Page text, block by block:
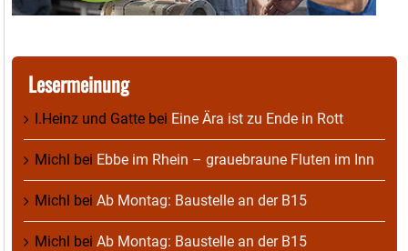
Lesermeinung
I.Heinz und Gatte bei Eine Ära ist zu Ende in Rott
Michl bei Ebbe im Rhein – grauebraune Fluten im Inn
Michl bei Ab Montag: Baustelle an der B15
Michl bei Ab Montag: Baustelle an der B15